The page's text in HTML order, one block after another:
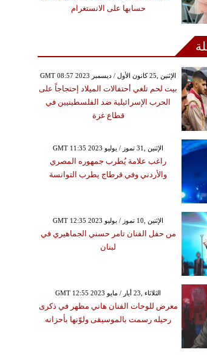
حسابها على الانستغرام
GMT 08:57 2023 الإثنين ,25 كانون الأول / ديسمبر
بيت لحم تلغي أحتفالات الميلاد إحتجاجاً على
الحرب الإسرائيلية ضد الفلسطينيين في
قطاع غزة
GMT 11:35 2023 الإثنين ,31 تموز / يوليو
راغب علامة يُطرب جمهوره المصري
والأردني وفي قرطاج يطرب التوانسة
GMT 12:35 2023 الإثنين ,10 تموز / يوليو
من حفل الفنان تامر حسني الجماهيري في
لبنان
GMT 12:55 2023 الثلاثاء ,23 أيار / مايو
معرض للوحات الفنان هاني مظهر في ذكرى
رحيله رسمت بالموسيقى ولوّنها بأحزانه